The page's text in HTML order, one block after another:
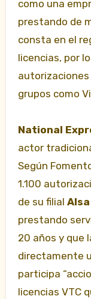
como una
prestando de
consta en el
licencias, por
grupos como
National
actor
Según
1.100
de su filial Alsa
prestando
20 años y que
directamente
participa
licencias VTC